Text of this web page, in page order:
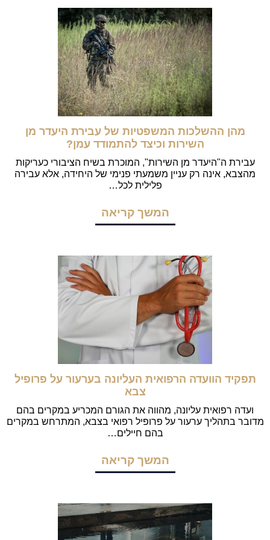
מהן ההשלכות המשפטיות של עבירת היעדר מן
השירות וכיצד להתמודד עמן?
עבירת ה"היעדר מן השירות", המוכרת בשיח הציבורי כעריקות
מהצבא, אינה רק עניין משמעתי פנימי של היחידה, אלא עבירה
פלילית לכל…
המשך קריאה
תפקיד הוועדה הרפואית העליונה בערעור על פרופיל
צבא
ועדה רפואית עליונה, מהווה את הגורם המכריע במקרים בהם
מדובר בתהליך ערעור על פרופיל רפואי בצבא, המתרחש במקרים
בהם חיילים…
המשך קריאה